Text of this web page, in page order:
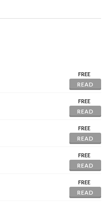
FREE
READ
FREE
READ
FREE
READ
FREE
READ
FREE
READ